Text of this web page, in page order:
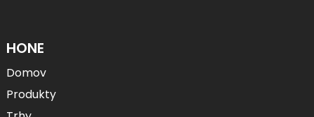
HONE
Domov
Produkty